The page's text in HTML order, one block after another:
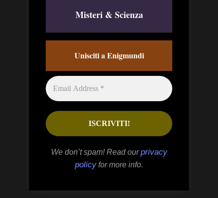
Misteri & Scienza
Unisciti a Enigmundi
We don’t spam! Read ourprivacy
policyfor more info.